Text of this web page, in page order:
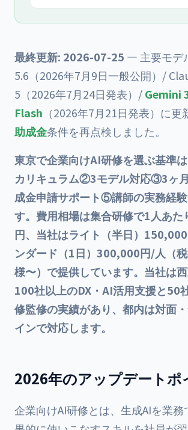
最終更新: 2026-07-25 — 主要モデ
5.6（2026年7月9日一般公開）/
5（2026年7月24日発表）/Gemini
Flash （2026年7月21日発表）に更
助成金条件を再点検しました。
東京で企業向けAI研修を選ぶ基準
カリキュラム②3モデル対応③3ヶ
成金申請サポート⑤講師の実務経
す。費用相場は集合研修で1人あ
円、当社はライト（半日）
ンダード（1日）300,000円/人（
様〜）で提供しています。当社は
100社以上のDX・AI活用支援と50
修監修の実績があり、都内は対面
インで対応します。
2026年のアップデートポ
企業向けAI研修とは、生成AIを業